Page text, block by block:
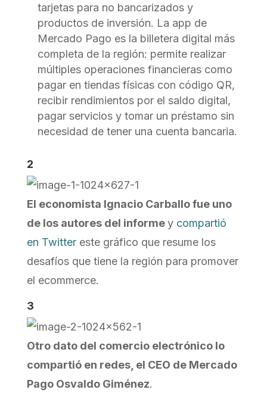
tarjetas para no bancarizados y
productos de inversión. La app de
Mercado Pago es la billetera digital más
completa de la región: permite realizar
múltiples operaciones financieras como
pagar en tiendas físicas con código QR,
recibir rendimientos por el saldo digital,
pagar servicios y tomar un préstamo sin
necesidad de tener una cuenta bancaria.
2
El economista Ignacio Carballo fue uno
de los autores del informey compartió
en Twittereste gráfico que resume los
desafíos que tiene la región para promover
el ecommerce.
3
Otro dato del comercio electrónico lo
compartió en redes, el CEO de Mercado
Pago Osvaldo Giménez.